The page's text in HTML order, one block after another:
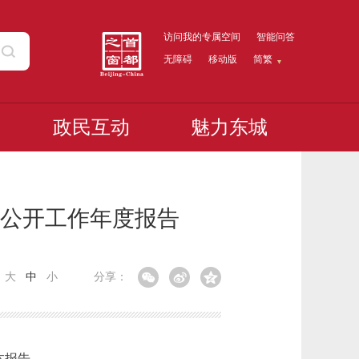
访问我的专属空间
智能问答
无障碍
移动版 简繁
政民互动 魅力东城
开工作年度报告
分享：
大 中 小